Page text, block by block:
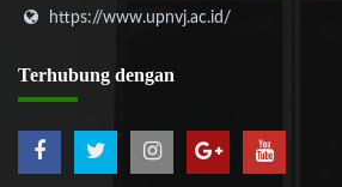
https://www.upnvj.ac.id/
Terhubung dengan